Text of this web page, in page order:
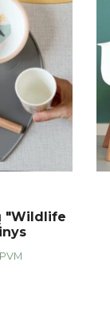
"Wildlife